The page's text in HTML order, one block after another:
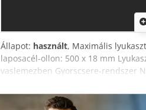
Állapot: használt, Maximális
laposacél-ollon: 500 x 18 mm
vaslemezben Gyorscsere-rendszer